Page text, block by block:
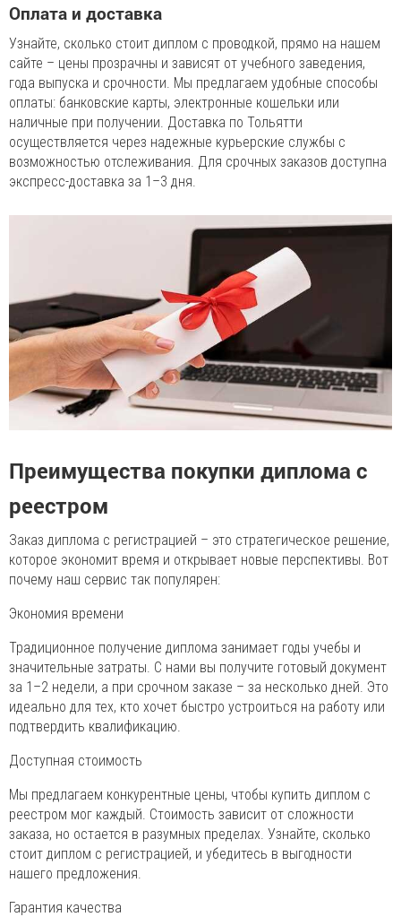
Оплата и доставка
Узнайте, сколько стоит диплом с проводкой, прямо на нашем
сайте – цены прозрачны и зависят от учебного заведения,
года выпуска и срочности. Мы предлагаем удобные способы
оплаты: банковские карты, электронные кошельки или
наличные при получении. Доставка по Тольятти
осуществляется через надежные курьерские службы с
возможностью отслеживания. Для срочных заказов доступна
экспресс-доставка за 1–3 дня.
Преимущества покупки диплома с
реестром
Заказ диплома с регистрацией – это стратегическое решение,
которое экономит время и открывает новые перспективы. Вот
почему наш сервис так популярен:
Экономия времени
Традиционное получение диплома занимает годы учебы и
значительные затраты. С нами вы получите готовый документ
за 1–2 недели, а при срочном заказе – за несколько дней. Это
идеально для тех, кто хочет быстро устроиться на работу или
подтвердить квалификацию.
Доступная стоимость
Мы предлагаем конкурентные цены, чтобы купить диплом с
реестром мог каждый. Стоимость зависит от сложности
заказа, но остается в разумных пределах. Узнайте, сколько
стоит диплом с регистрацией, и убедитесь в выгодности
нашего предложения.
Гарантия качества